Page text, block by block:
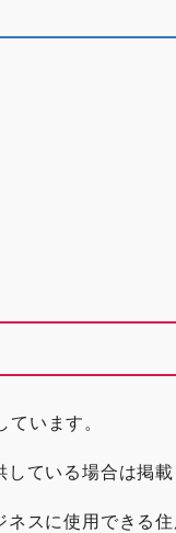
います。
している場合は掲載
ネスに使用できる